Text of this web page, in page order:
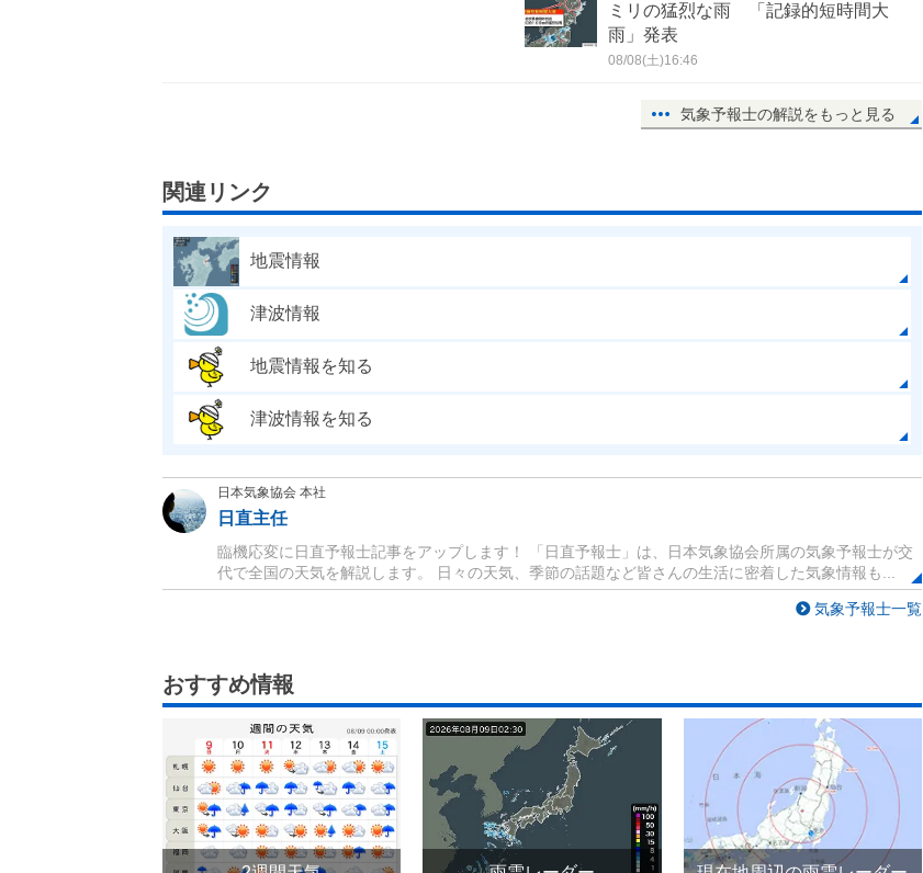
ミリの猛烈な雨 「記録的短時間大
雨」発表
08/08(土)16:46
気象予報士の解説をもっと見る
関連リンク
地震情報
津波情報
地震情報を知る
津波情報を知る
日本気象協会 本社
日直主任
臨機応変に日直予報士記事をアップします！ 「日直予報士」は、日本気象協会所属の気象予報士が交
代で全国の天気を解説します。 日々の天気、季節の話題など皆さんの生活に密着した気象情報も...
気象予報士一覧
おすすめ情報